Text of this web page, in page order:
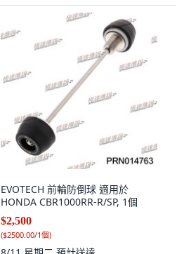
EVOTECH 前輪防倒球 適用於
HONDA CBR1000RR-R/SP, 1個
$2,500
($2500.00/1個)